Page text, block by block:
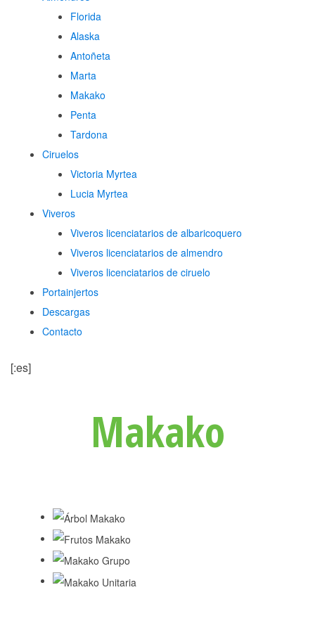
Florida
Alaska
Antoñeta
Marta
Makako
Penta
Tardona
Ciruelos
Victoria Myrtea
Lucia Myrtea
Viveros
Viveros licenciatarios de albaricoquero​
Viveros licenciatarios de almendro​
Viveros licenciatarios de ciruelo
Portainjertos
Descargas
Contacto
[:es]
Makako